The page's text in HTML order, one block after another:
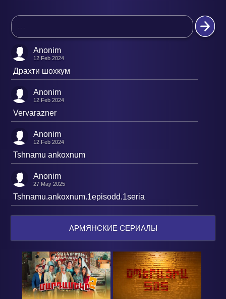
Anonim
12 Feb 2024
Драхти шохкум
Anonim
12 Feb 2024
Vervarazner
Anonim
12 Feb 2024
Tshnamu ankoxnum
Anonim
27 May 2025
Tshnamu.ankoxnum.1episodd.1seria
АРМЯНСКИЕ СЕРИАЛЫ